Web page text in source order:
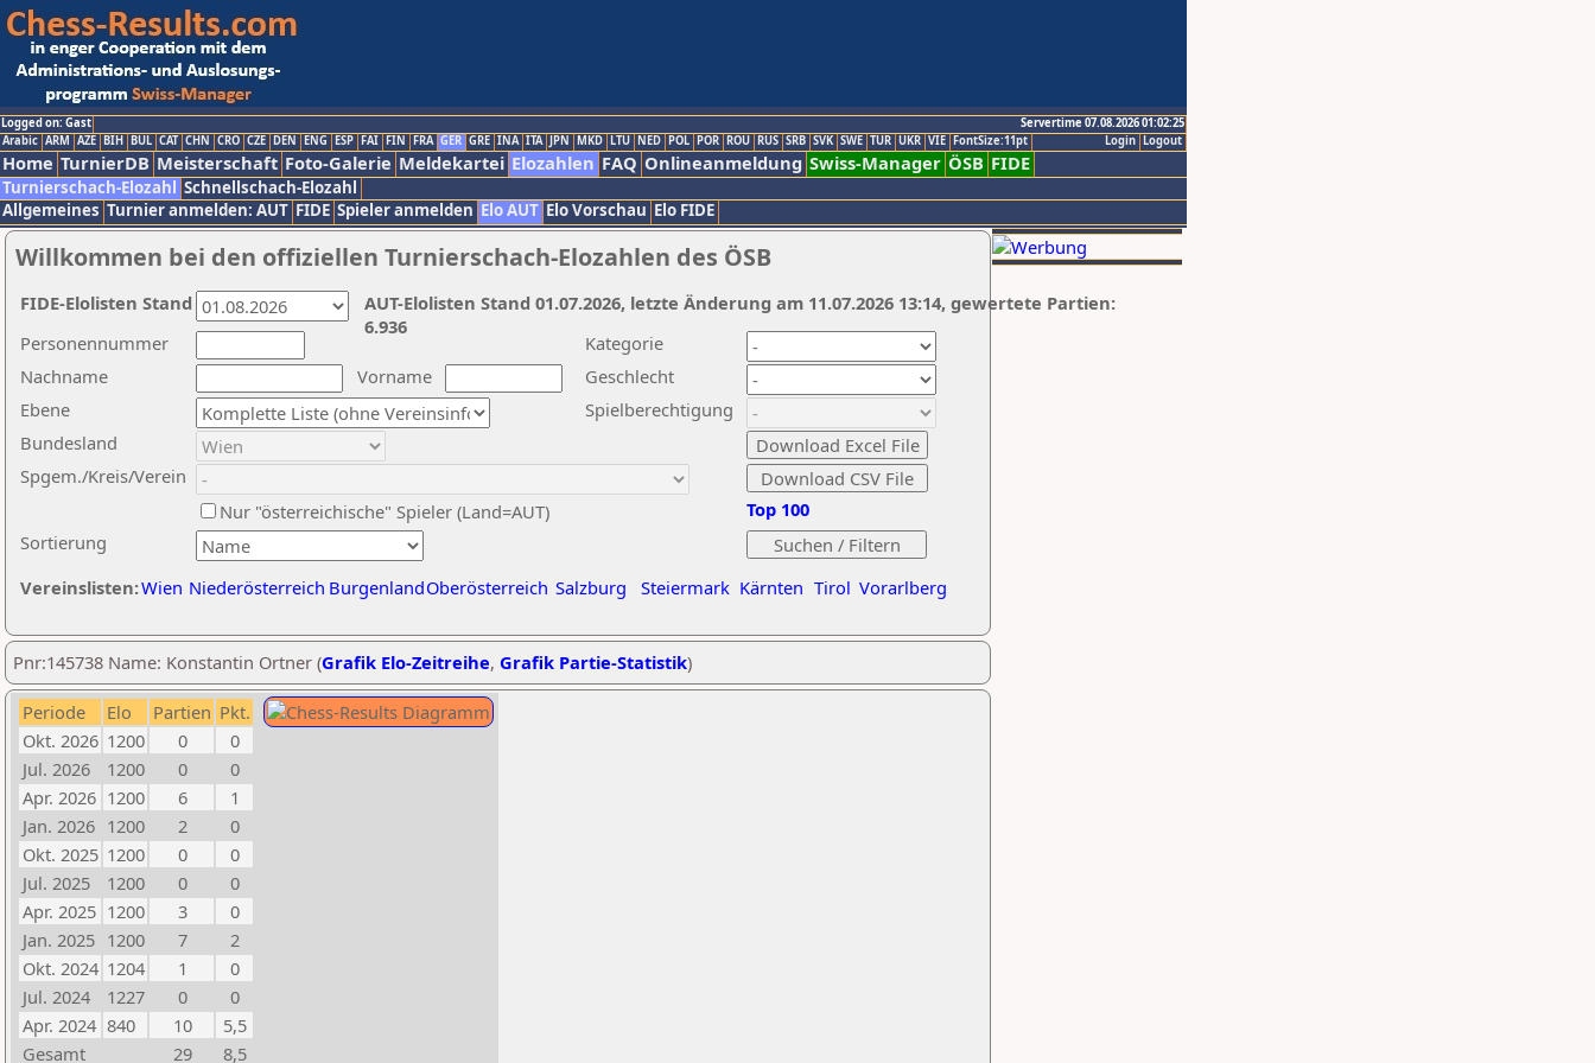
Logged on: Gast
Servertime 07.08.2026 01:02:25
Logout
Login
Arabic ARM AZE BIH BUL CAT CHN CRO CZE DEN ENG ESP FAI FIN FRA GER GRE INA ITA JPN MKD LTU NED POL POR ROU RUS SRB SVK SWE TUR UKR VIE FontSize:11pt
Home TurnierDB Meisterschaft Foto-Galerie Meldekartei Elozahlen FAQ Onlineanmeldung Swiss-Manager ÖSB FIDE
Turnierschach-Elozahl Schnellschach-Elozahl
Allgemeines Turnier anmelden: AUT FIDE Spieler anmelden Elo AUT Elo Vorschau Elo FIDE
Willkommen bei den offiziellen Turnierschach-Elozahlen des ÖSB
Nachname
Vorname
Ebene
Kategorie
Sortierung
Personennummer
Bundesland
Spgem./Kreis/Verein
Geschlecht
Nur "österreichische" Spieler (Land=AUT)
Spielberechtigung
Vereinslisten:Wien Niederösterreich BurgenlandOberösterreich Salzburg Steiermark Kärnten Tirol Vorarlberg
Top 100
AUT-Elolisten Stand 01.07.2026, letzte Änderung am 11.07.2026 13:14, gewertete Partien:
6.936
FIDE-Elolisten Stand
Pnr:145738 Name: Konstantin Ortner (Grafik Elo-Zeitreihe, Grafik Partie-Statistik)
Periode Elo Partien Pkt.
Okt. 2026 1200 0
0
Jul. 2026
1200 0
0
Apr. 2026 1200 6
1
Jan. 2026 1200 2
0
Okt. 2025 1200 0
0
Jul. 2025
1200 0
0
Apr. 2025 1200 3
0
Jan. 2025 1200 7
2
Okt. 2024 1204 1
0
Jul. 2024
1227 0
0
Apr. 2024 840 10
5,5
Gesamt
29 8,5